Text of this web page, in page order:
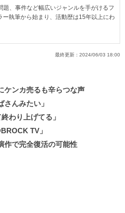
題、事件など幅広いジャンルを手がけるフ
ー執筆から始まり、活動歴は15年以上にわ
最終更新： 2024/06/03 18:00
ケンカ売るも辛らつな声
んみたい」
わり上げてる」
TV」
作で完全復活の可能性